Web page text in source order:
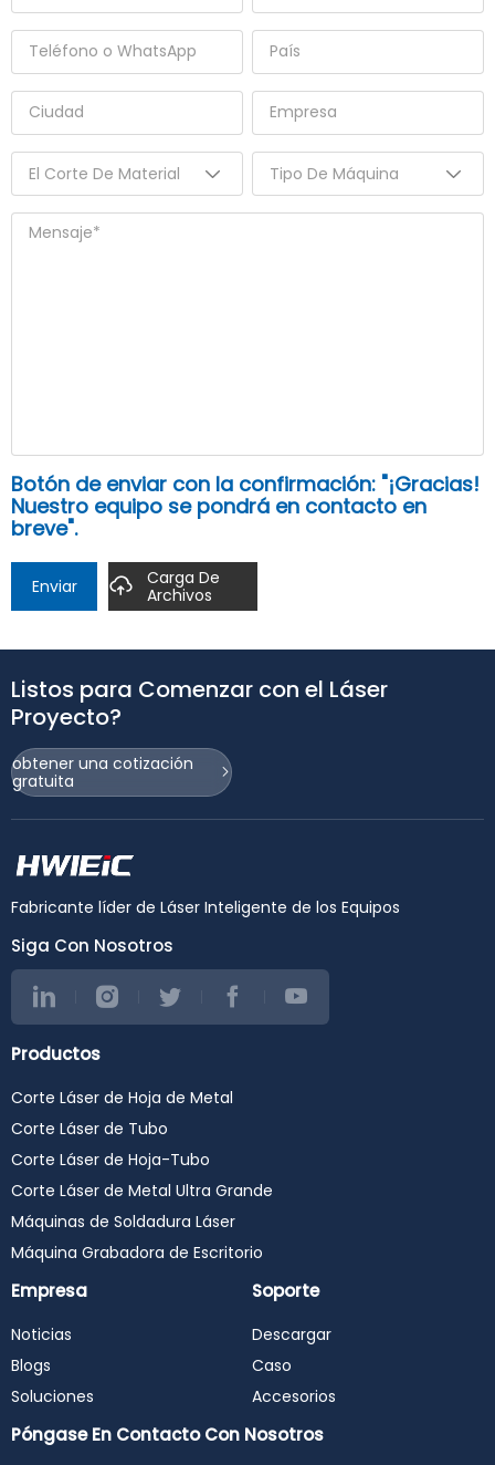
Botón de enviar con la confirmación: "¡Gracias!
Nuestro equipo se pondrá en contacto en
breve".
Enviar
Carga De
Archivos
Listos para Comenzar con el Láser
Proyecto?
obtener una cotización
gratuita
Fabricante líder de Láser Inteligente de los Equipos
Siga Con Nosotros
Productos
Corte Láser de Hoja de Metal
Corte Láser de Tubo
Corte Láser de Hoja-Tubo
Corte Láser de Metal Ultra Grande
Máquinas de Soldadura Láser
Máquina Grabadora de Escritorio
Empresa
Noticias
Blogs
Soluciones
Soporte
Descargar
Caso
Accesorios
Póngase En Contacto Con Nosotros